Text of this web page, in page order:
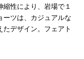
性により、岩場で１
ーツは、カジュアルな
デザイン。フェアト